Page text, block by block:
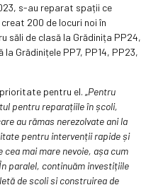
s-au reparat spații ce
200 de locuri noi în
săli de clasă la Grădinița PP24,
Grădinițele PP7, PP14, PP23,
pentru el. „Pentru
pentru reparațiile în școli,
au rămas nerezolvate ani la
pentru intervenții rapide și
mai mare nevoie, așa cum
paralel, continuăm investițiile
de școli și construirea de